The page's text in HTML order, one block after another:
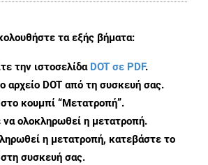
τα εξής βήματα:
την ιστοσελίδα DOT σε PDF.
αρχείο DOT από τη συσκευή σας.
κουμπί “Μετατροπή”.
να ολοκληρωθεί η μετατροπή.
η μετατροπή, κατεβάστε το
στη συσκευή σας.